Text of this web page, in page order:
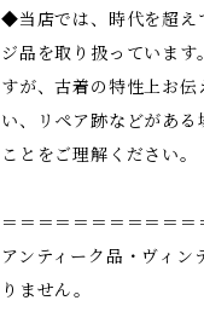
◆当店では、時代を超え
ジ品を取り扱っていま
すが、古着の特性上お
い、リペア跡などがあ
ことをご理解ください。
＝＝＝＝＝＝＝＝＝＝＝
アンティーク品・ヴィ
りません。